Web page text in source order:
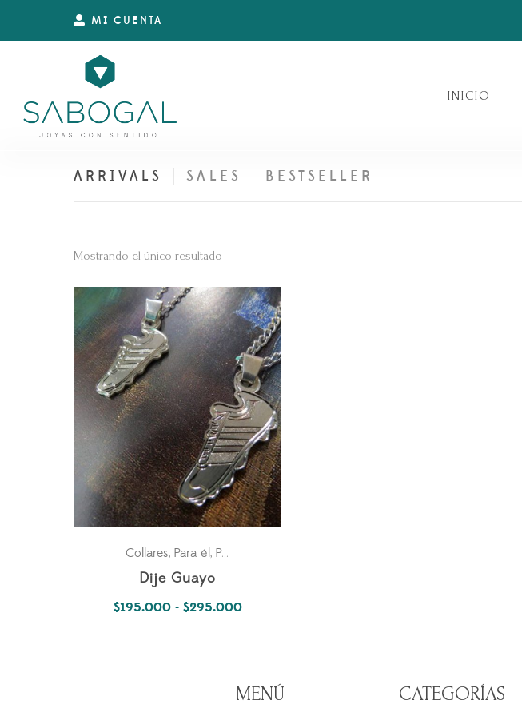
MI CUENTA
INICIO
ARRIVALS SALES BESTSELLER
Mostrando el único resultado
Collares, Para él, Para ella
Dije Guayo
$195.000 - $295.000Rango
$195.000
MENÚ CATEGORÍAS